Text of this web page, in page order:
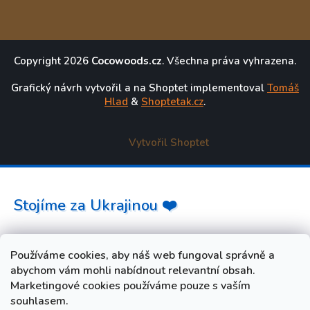
Používáme cookies, aby náš web fungoval správně a
abychom vám mohli nabídnout relevantní obsah.
Marketingové cookies používáme pouze s vaším
souhlasem.
Copyright 2026 Cocowoods.cz. Všechna práva vyhrazena.
Grafický návrh vytvořil a na Shoptet implementoval Tomáš
Hlad & Shoptetak.cz.
Vytvořil Shoptet
Stojíme za Ukrajinou ❤️
Jak a čím pomoci »